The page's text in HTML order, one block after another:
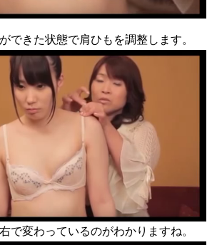
できた状態で肩ひもを調整します。
で変わっているのがわかりますね。